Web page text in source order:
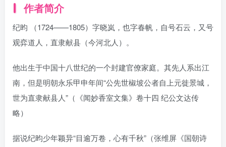
作者简介
纪昀 （1724——1805）字晓岚，也字春帆，自号石云，又号
观弈道人，直隶献县（今河北人）。
他出生于中国十八世纪的一个封建官僚家庭。其先人系出江
南，但是明朝永乐甲申年间“公先世椒坡公者自上元徙景城，
世为直隶献县人”（《闻妙香室文集》卷十四 纪公文达传
略）
据说纪昀少年颖异“目逾万卷，心有千秋”（张维屏《国朝诗